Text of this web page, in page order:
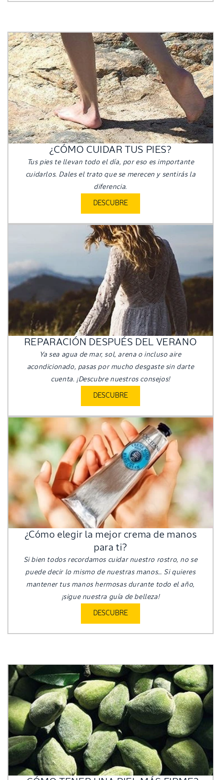
¿CÓMO CUIDAR TUS PIES?
Tus pies te llevan todo el día, por eso es importante
cuidarlos. Dales el trato que se merecen y sentirás la
diferencia.
DESCUBRE
REPARACIÓN DESPUÉS DEL VERANO
Ya sea agua de mar, sol, arena o incluso aire
acondicionado, pasas por mucho desgaste sin darte
cuenta. ¡Descubre nuestros consejos!
DESCUBRE
¿Cómo elegir la mejor crema de manos
para ti?
Si bien todos recordamos cuidar nuestro rostro, no se
puede decir lo mismo de nuestras manos… Si quieres
mantener tus manos hermosas durante todo el año,
¡sigue nuestra guía de belleza!
DESCUBRE